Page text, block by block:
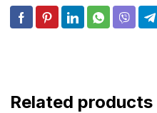
Related products